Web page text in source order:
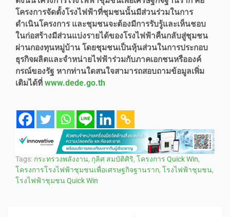
โครงการจัดตั้งโรงไฟฟ้าที่ชุมชนนั้นมีส่วนร่วมในการ
ดำเนินโครงการ และชุมชนจะต้องมีการรับรู้และเห็นชอบ
ในก่อสร้างมีส่วนแบ่งรายได้ของโรงไฟฟ้าคืนกลับสู่ชุมชน
ผ่านกองทุนหมู่บ้าน โดยชุมชนเป็นหุ้นส่วนในการประกอบ
ธุรกิจผลิตและจำหน่ายไฟฟ้าร่วมกับภาคเอกชนหรือองค์
กรณ์ของรัฐ หากท่านใดสนใจสามารถสอบถามข้อมูลเพิ่ม
เติมได้ที่ www.dede.go.th
Tags: กระทรวงพลังงาน, กุลิศ สมบัติศิริ, โครงการ Quick Win,
โครงการโรงไฟฟ้าชุมชนเพื่อเศรษฐกิจฐานราก, โรงไฟฟ้าชุมชน,
โรงไฟฟ้าชุมชน Quick Win